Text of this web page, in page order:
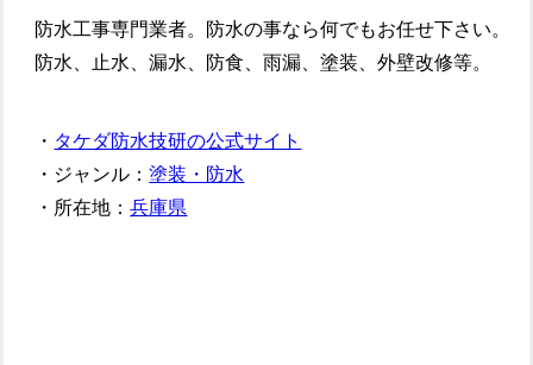
防水工事専門業者。防水の事なら何でもお任せ下さい。
防水、止水、漏水、防食、雨漏、塗装、外壁改修等。
・ タケダ防水技研の公式サイト
・ジャンル：塗装・防水
・所在地：兵庫県